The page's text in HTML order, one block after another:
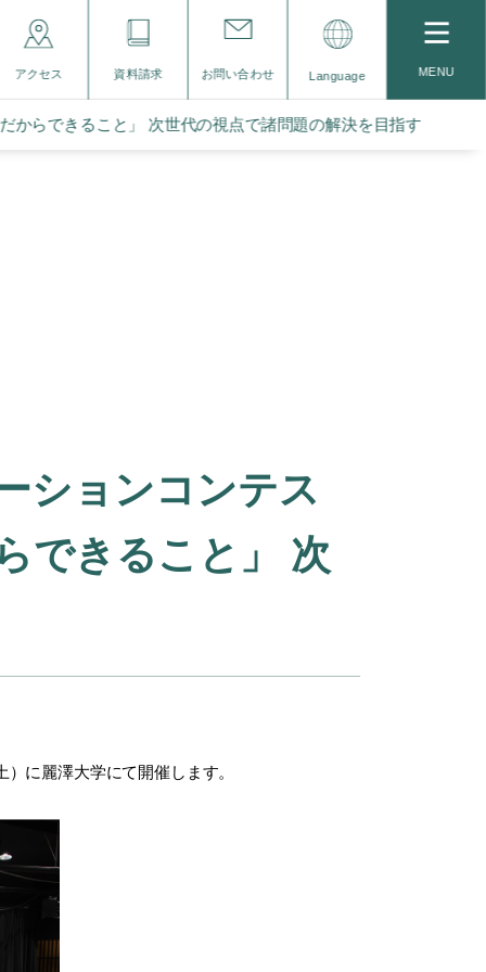
アクセス 資料請求 お問い合わせ Language MENU
からできること」 次世代の視点で諸問題の解決を目指す
ションコンテス
できること」 次
に麗澤大学にて開催します。